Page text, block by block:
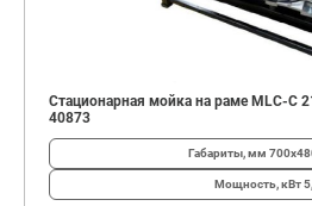
Стационарная мойка на раме MLC-C
40873
Габариты, мм
Мощность, кВт